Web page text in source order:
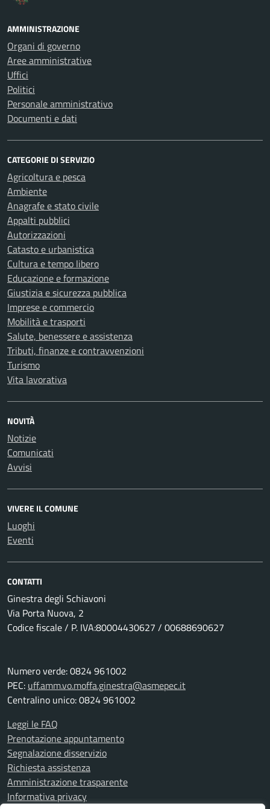
AMMINISTRAZIONE
Organi di governo
Aree amministrative
Uffici
Politici
Personale amministrativo
Documenti e dati
CATEGORIE DI SERVIZIO
Agricoltura e pesca
Ambiente
Anagrafe e stato civile
Appalti pubblici
Autorizzazioni
Catasto e urbanistica
Cultura e tempo libero
Educazione e formazione
Giustizia e sicurezza pubblica
Imprese e commercio
Mobilità e trasporti
Salute, benessere e assistenza
Tributi, finanze e contravvenzioni
Turismo
Vita lavorativa
NOVITÀ
Notizie
Comunicati
Avvisi
VIVERE IL COMUNE
Luoghi
Eventi
CONTATTI
Ginestra degli Schiavoni
Via Porta Nuova, 2
Codice fiscale / P. IVA:80004430627 / 00688690627
Numero verde: 0824 961002
PEC: uff.amm.vo.moffa.ginestra@asmepec.it
Centralino unico: 0824 961002
Leggi le FAQ
Prenotazione appuntamento
Segnalazione disservizio
Richiesta assistenza
Amministrazione trasparente
Informativa privacy